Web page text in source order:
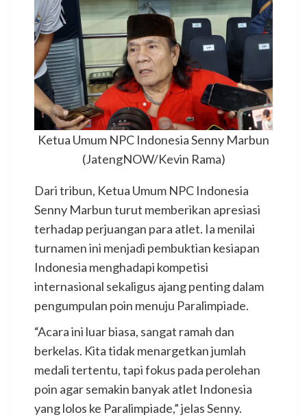
Ketua Umum NPC Indonesia Senny Marbun
(JatengNOW/Kevin Rama)
Dari tribun, Ketua Umum NPC Indonesia
Senny Marbun turut memberikan apresiasi
terhadap perjuangan para atlet. Ia menilai
turnamen ini menjadi pembuktian kesiapan
Indonesia menghadapi kompetisi
internasional sekaligus ajang penting dalam
pengumpulan poin menuju Paralimpiade.
“Acara ini luar biasa, sangat ramah dan
berkelas. Kita tidak menargetkan jumlah
medali tertentu, tapi fokus pada perolehan
poin agar semakin banyak atlet Indonesia
yang lolos ke Paralimpiade,” jelas Senny.